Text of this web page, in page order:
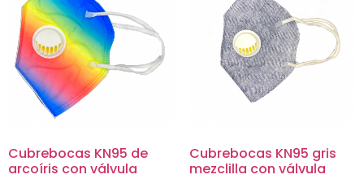
Cubrebocas KN95 de
arcoíris con válvula
Cubrebocas KN95 gris
mezclilla con válvula